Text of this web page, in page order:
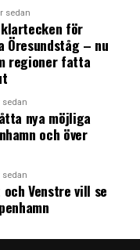
tog
som
tillämpas
ID-
och 4 maj 2017.
om återinförda
väljer
om den svenska
om att
sedan
för
Öresundståg – nu
regioner fatta
sedan
nya möjliga
och över
sedan
Venstre vill se